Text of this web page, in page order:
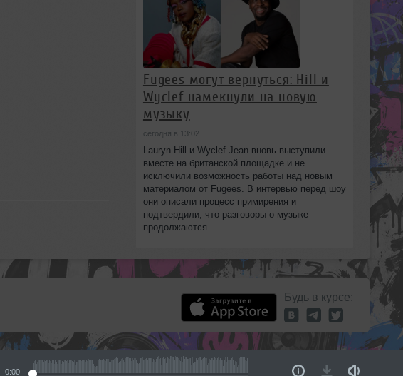
0:00
Fugees могут вернуться: Hill и
Wyclef намекнули на новую
музыку
сегодня в 13:02
Lauryn Hill и Wyclef Jean вновь выступили
вместе на британской площадке и не
исключили возможность работы над новым
материалом от Fugees. В интервью перед шоу
они описали процесс примирения и
подтвердили, что разговоры о музыке
продолжаются.
Будь в курсе: